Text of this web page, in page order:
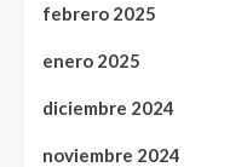
febrero 2025
enero 2025
diciembre 2024
noviembre 2024